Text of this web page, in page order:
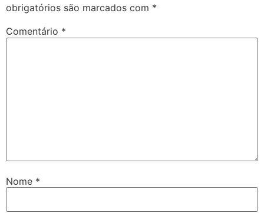
obrigatórios são marcados com *
Comentário *
Nome *